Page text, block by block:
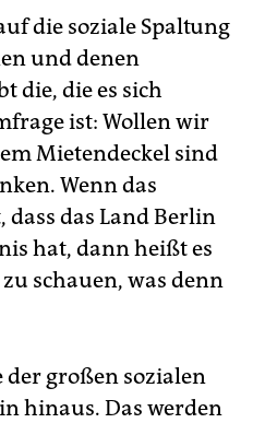
die soziale Spaltung
und denen
die, die es sich
ist: Wollen wir
Mietendeckel sind
Wenn das
das Land Berlin
hat, dann heißt es
schauen, was denn
der großen sozialen
hinaus. Das werden